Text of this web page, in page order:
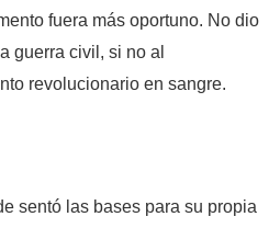
fuera más oportuno. No dio
guerra civil, si no al
revolucionario en sangre.
sentó las bases para su propia